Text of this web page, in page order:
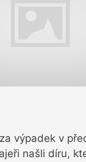
výpadek v
našli díru,